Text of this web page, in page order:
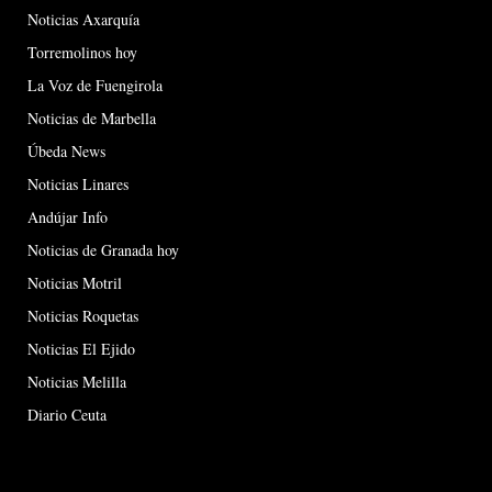
Noticias Axarquía
Torremolinos hoy
La Voz de Fuengirola
Noticias de Marbella
Úbeda News
Noticias Linares
Andújar Info
Noticias de Granada hoy
Noticias Motril
Noticias Roquetas
Noticias El Ejido
Noticias Melilla
Diario Ceuta